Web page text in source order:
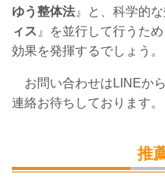
ゆう整体法 』と、科学的
ィス 』を並行して行うた
効果を発揮するでしょう。
お問い合わせはLINEか
連絡お待ちしております。
推